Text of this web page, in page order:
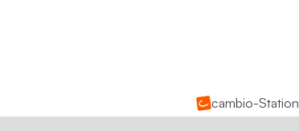
cambio-Station